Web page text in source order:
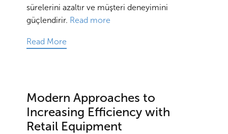
sürelerini azaltır ve müşteri deneyimini
güçlendirir. Read more
Read More
Modern Approaches to
Increasing Efficiency with
Retail Equipment